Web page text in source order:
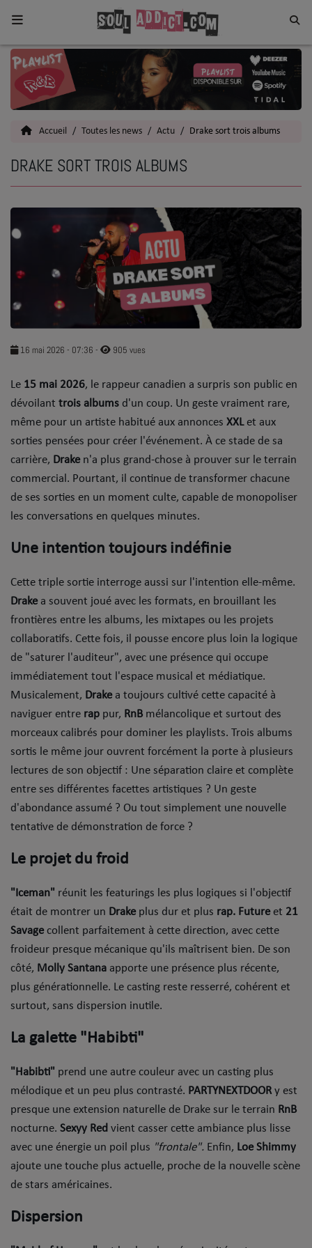
Home
Toutes les News
Actu
Interviews
5 bonnes raisons
Dans la Street
C quoi ton Actu ?
Dans ton Téléphone
Mic 2 Rue
Première Fois
URBAN CULTURE
Sport
Mode
Cinéma
Buzz
Dossiers
AGENDA
Concerts
CONCOURS
CHARTS
Top Soul Addict
Wiki RnB
SOUL ADDICT RADIO
Titres diffusés
Playlist
MY SOUL ADDICT
L'équipe Soul Addict
Accueil Toutes les news Actu Drake sort trois albums
DRAKE SORT TROIS ALBUMS
16 mai 2026 - 07:36 - 905 vues
Le 15 mai 2026, le rappeur canadien a surpris son public en
dévoilant trois albums d'un coup. Un geste vraiment rare,
même pour un artiste habitué aux annonces XXLet aux
sorties pensées pour créer l'événement. À ce stade de sa
carrière, Draken'a plus grand-chose à prouver sur le terrain
commercial. Pourtant, il continue de transformer chacune
de ses sorties en un moment culte, capable de monopoliser
les conversations en quelques minutes.
Une intention toujours indéfinie
Cette triple sortie interroge aussi sur l'intention elle-même.
Drakea souvent joué avec les formats, en brouillant les
frontières entre les albums, les mixtapes ou les projets
collaboratifs. Cette fois, il pousse encore plus loin la logique
de "saturer l'auditeur", avec une présence qui occupe
immédiatement tout l'espace musical et médiatique.
Musicalement, Drakea toujours cultivé cette capacité à
naviguer entre rap pur, RnB mélancolique et surtout des
morceaux calibrés pour dominer les playlists. Trois albums
sortis le même jour ouvrent forcément la porte à plusieurs
lectures de son objectif : Une séparation claire et complète
entre ses différentes facettes artistiques ? Un geste
d'abondance assumé ? Ou tout simplement une nouvelle
tentative de démonstration de force ?
Le projet du froid
"Iceman" réunit les featurings les plus logiques si l'objectif
était de montrer un Drakeplus dur et plus rap. Future et 21
Savagecollent parfaitement à cette direction, avec cette
froideur presque mécanique qu'ils maîtrisent bien. De son
côté, Molly Santana apporte une présence plus récente,
plus générationnelle. Le casting reste resserré, cohérent et
surtout, sans dispersion inutile.
La galette "Habibti"
"Habibti" prend une autre couleur avec un casting plus
mélodique et un peu plus contrasté. PARTYNEXTDOOR y est
presque une extension naturelle de Drake sur le terrain RnB
nocturne. Sexyy Red vient casser cette ambiance plus lisse
avec une énergie un poil plus "frontale". Enfin, Loe Shimmy
ajoute une touche plus actuelle, proche de la nouvelle scène
de stars américaines.
Dispersion